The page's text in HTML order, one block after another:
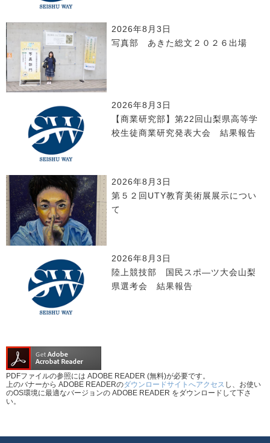
2026年8月3日
写真部 あきた総文２０２６出場
2026年8月3日
【商業研究部】第22回山梨県高等学
校生徒商業研究発表大会 結果報告
2026年8月3日
第５２回UTY教育美術展展示につい
て
2026年8月3日
陸上競技部 国民スポ―ツ大会山梨
県選考会 結果報告
PDFファイルの参照には ADOBE READER (無料)が必要です。
上のバナーから ADOBE READERのダウンロードサイトへアクセス し、お使い
のOS環境に最適なバージョンの ADOBE READER をダウンロードして下さ
い。